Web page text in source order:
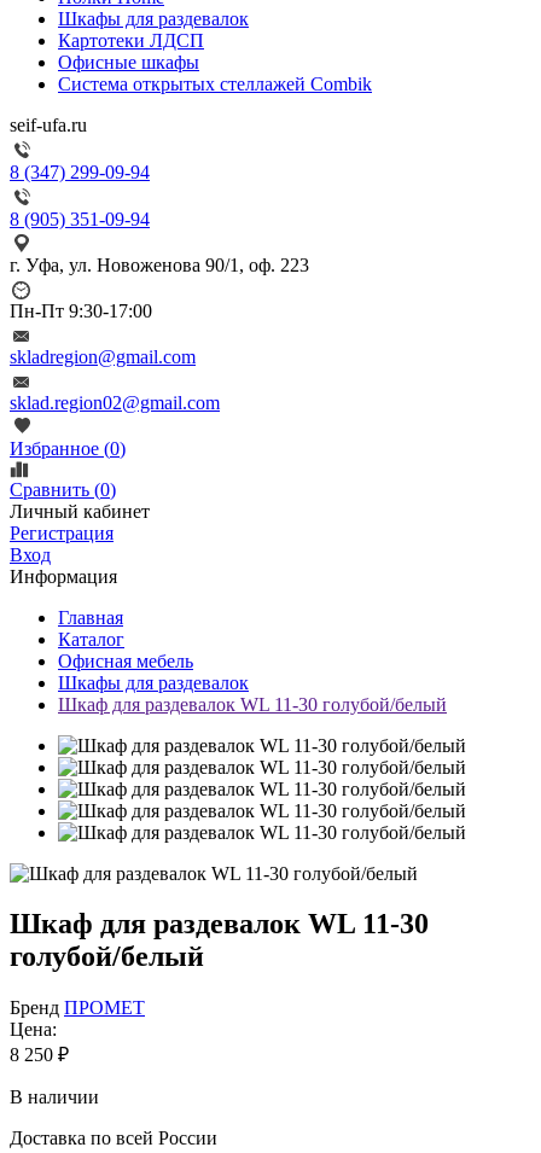
Шкафы для раздевалок
Картотеки ЛДСП
Офисные шкафы
Система открытых стеллажей Combik
seif-ufa.ru
8 (347) 299-09-94
8 (905) 351-09-94
г. Уфа, ул. Новоженова 90/1, оф. 223
Пн-Пт 9:30-17:00
skladregion@gmail.com
sklad.region02@gmail.com
Избранное (0)
Сравнить (0)
Личный кабинет
Регистрация
Вход
Информация
Главная
Каталог
Офисная мебель
Шкафы для раздевалок
Шкаф для раздевалок WL 11-30 голубой/белый
Шкаф для раздевалок WL 11-30
голубой/белый
Бренд ПРОМЕТ
Цена:
8 250 ₽
В наличии
Доставка по всей России